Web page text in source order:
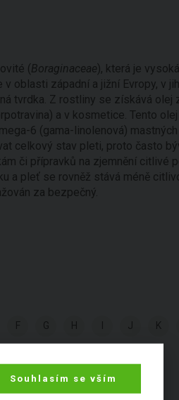
(Boraginaceae), která je
oblasti západní a jižní Evropy, v
tvrdka. Z rostliny se získává olej
a v kosmetice. Tento
6 (gama-linolenová)
celkový stav pleti, proto často
či přípravků na zjemnění citlivé
a pleť se rovněž stává méně
za bezpečný.
F G H J K
Souhlasím se vším